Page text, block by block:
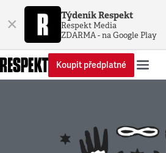
× Týdeník Respekt
Respekt Media
ZDARMA - na Google Play
Koupit předplatné